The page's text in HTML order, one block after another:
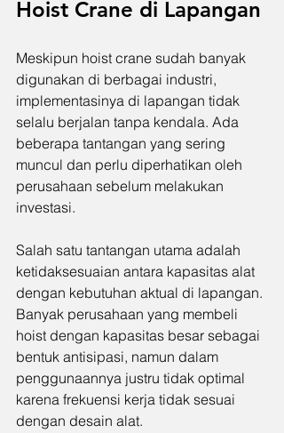
Hoist Crane di Lapangan
Meskipun hoist crane sudah banyak
digunakan di berbagai industri,
implementasinya di lapangan tidak
selalu berjalan tanpa kendala. Ada
beberapa tantangan yang sering
muncul dan perlu diperhatikan oleh
perusahaan sebelum melakukan
investasi.
Salah satu tantangan utama adalah
ketidaksesuaian antara kapasitas alat
dengan kebutuhan aktual di lapangan.
Banyak perusahaan yang membeli
hoist dengan kapasitas besar sebagai
bentuk antisipasi, namun dalam
penggunaannya justru tidak optimal
karena frekuensi kerja tidak sesuai
dengan desain alat.